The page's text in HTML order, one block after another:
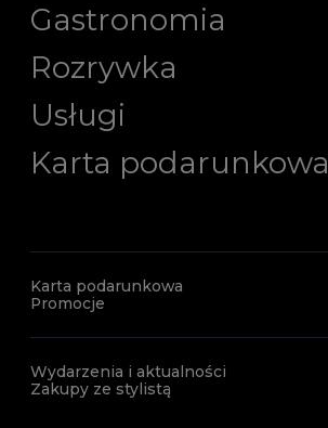
Gastronomia
Rozrywka
Usługi
Karta podarunkowa
Karta podarunkowa
Promocje
Wydarzenia i aktualności
Zakupy ze stylistą